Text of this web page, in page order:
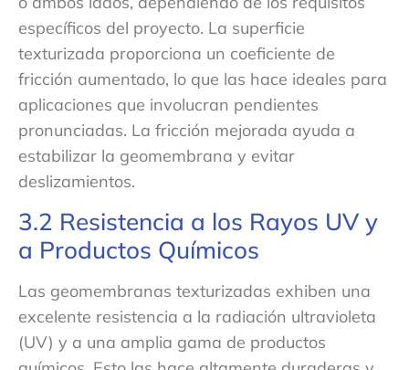
específicos del proyecto. La superficie
texturizada proporciona un coeficiente de
fricción aumentado, lo que las hace ideales para
aplicaciones que involucran pendientes
pronunciadas. La fricción mejorada ayuda a
estabilizar la geomembrana y evitar
deslizamientos.
3.2 Resistencia a los Rayos UV y
a Productos Químicos
Las geomembranas texturizadas exhiben una
excelente resistencia a la radiación ultravioleta
(UV) y a una amplia gama de productos